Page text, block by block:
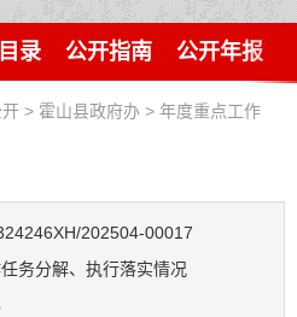
录 公开指南 公开年报
> 霍山县政府办 > 年度重点工作
202504-00017
务分解、执行落实情况